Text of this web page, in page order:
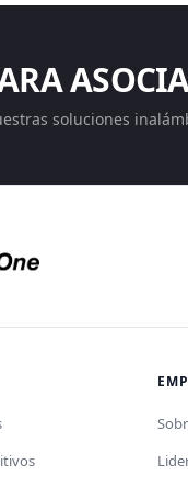
soluciones